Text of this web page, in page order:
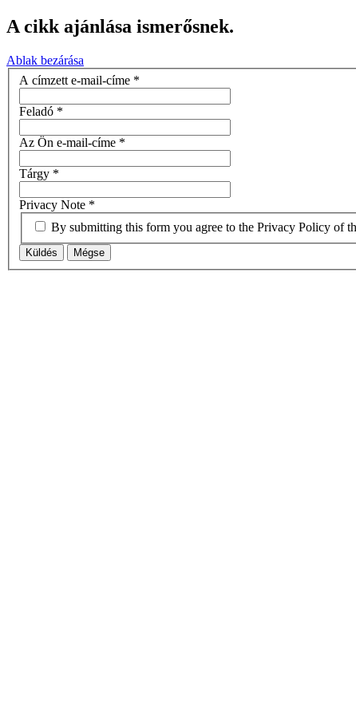
A cikk ajánlása ismerősnek.
Ablak bezárása
A címzett e-mail-címe *
Feladó *
Az Ön e-mail-címe *
Tárgy *
Privacy Note *
By submitting this form you agree to the Privacy Policy of
Küldés Mégse